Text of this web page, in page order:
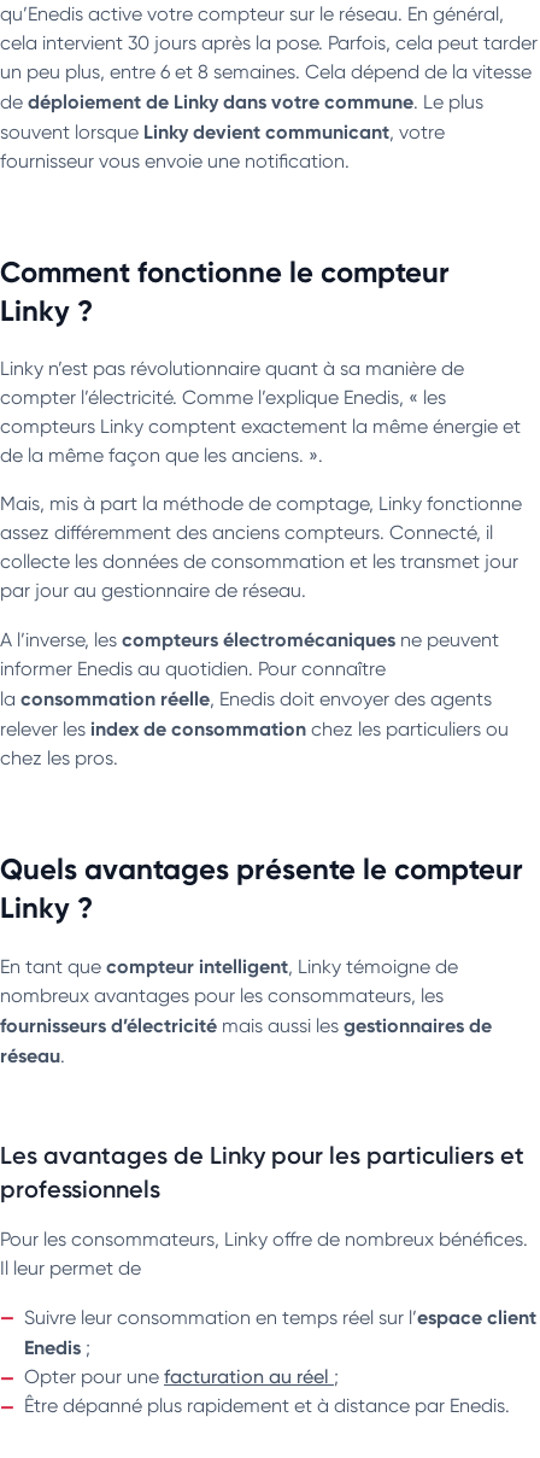
qu’Enedis active votre compteur sur le réseau. En général,
cela intervient 30 jours après la pose. Parfois, cela peut tarder
un peu plus, entre 6 et 8 semaines. Cela dépend de la vitesse
de déploiement de Linky dans votre commune. Le plus
souvent lorsque Linky devient communicant, votre
fournisseur vous envoie une notification.
Comment fonctionne le compteur
Linky ?
Linky n’est pas révolutionnaire quant à sa manière de
compter l’électricité. Comme l’explique Enedis, « les
compteurs Linky comptent exactement la même énergie et
de la même façon que les anciens. ».
Mais, mis à part la méthode de comptage, Linky fonctionne
assez différemment des anciens compteurs. Connecté, il
collecte les données de consommation et les transmet jour
par jour au gestionnaire de réseau.
A l’inverse, les compteurs électromécaniques ne peuvent
informer Enedis au quotidien. Pour connaître
la consommation réelle, Enedis doit envoyer des agents
relever les index de consommation chez les particuliers ou
chez les pros.
Quels avantages présente le compteur
Linky ?
En tant que compteur intelligent, Linky témoigne de
nombreux avantages pour les consommateurs, les
fournisseurs d’électricité mais aussi les gestionnaires de
réseau.
Les avantages de Linky pour les particuliers et
professionnels
Pour les consommateurs, Linky offre de nombreux bénéfices.
Il leur permet de
Suivre leur consommation en temps réel sur l’espace client
Enedis ;
Opter pour une facturation au réel ;
Être dépanné plus rapidement et à distance par Enedis.